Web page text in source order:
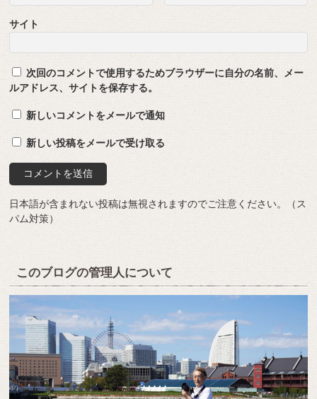
サイト
次回のコメントで使用するためブラウザーに自分の名前、メー
ルアドレス、サイトを保存する。
新しいコメントをメールで通知
新しい投稿をメールで受け取る
日本語が含まれない投稿は無視されますのでご注意ください。（ス
パム対策）
このブログの管理人について